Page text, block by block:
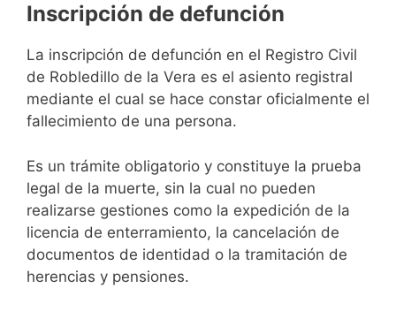
Inscripción de defunción
La inscripción de defunción en el Registro Civil
de Robledillo de la Vera es el asiento registral
mediante el cual se hace constar oficialmente el
fallecimiento de una persona.
Es un trámite obligatorio y constituye la prueba
legal de la muerte, sin la cual no pueden
realizarse gestiones como la expedición de la
licencia de enterramiento, la cancelación de
documentos de identidad o la tramitación de
herencias y pensiones.